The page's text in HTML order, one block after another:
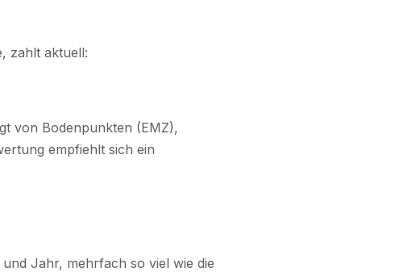
zahlt aktuell:
von Bodenpunkten (EMZ),
empfiehlt sich ein
und Jahr, mehrfach so viel wie die